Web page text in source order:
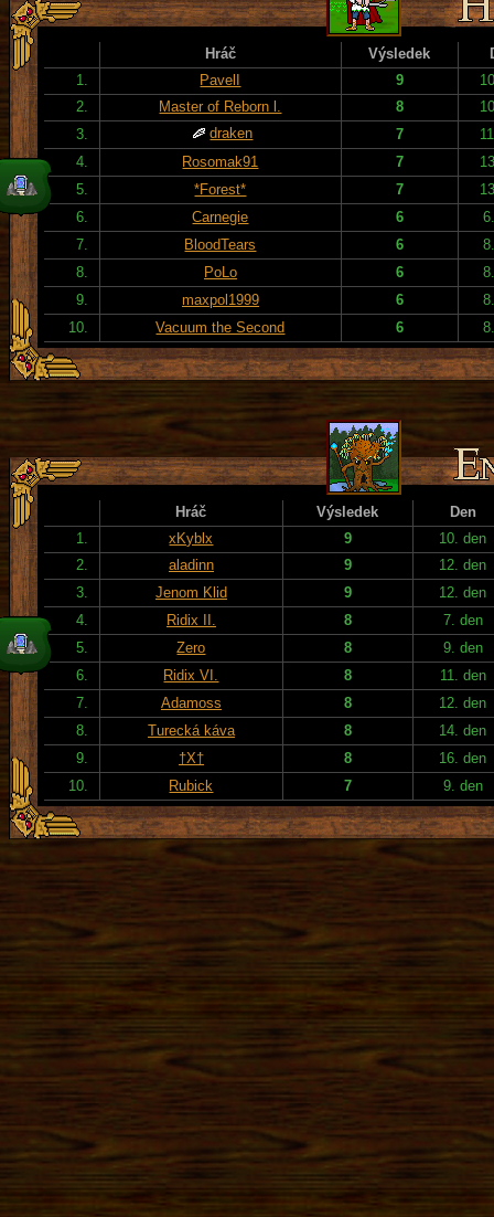
Hráč Výsledek
1.
PavelI 9
2.
Master of Reborn l. 8
3.
draken 7
4.
Rosomak91 7
5.
*Forest* 7
6.
Carnegie 6
7.
BloodTears 6
8.
PoLo 6
9.
maxpol1999 6
10.
Vacuum the Second 6
Hráč Výsledek
Den
1.
xKyblx 9
10. den
2.
aladinn 9
12. den
3.
Jenom Klid 9
12. den
4.
Ridix II. 8
7. den
5.
Zero 8
9. den
6.
Ridix VI. 8
11. den
7.
Adamoss 8
12. den
8.
Turecká káva 8
14. den
9.
†X† 8
16. den
10.
Rubick 7 9. den